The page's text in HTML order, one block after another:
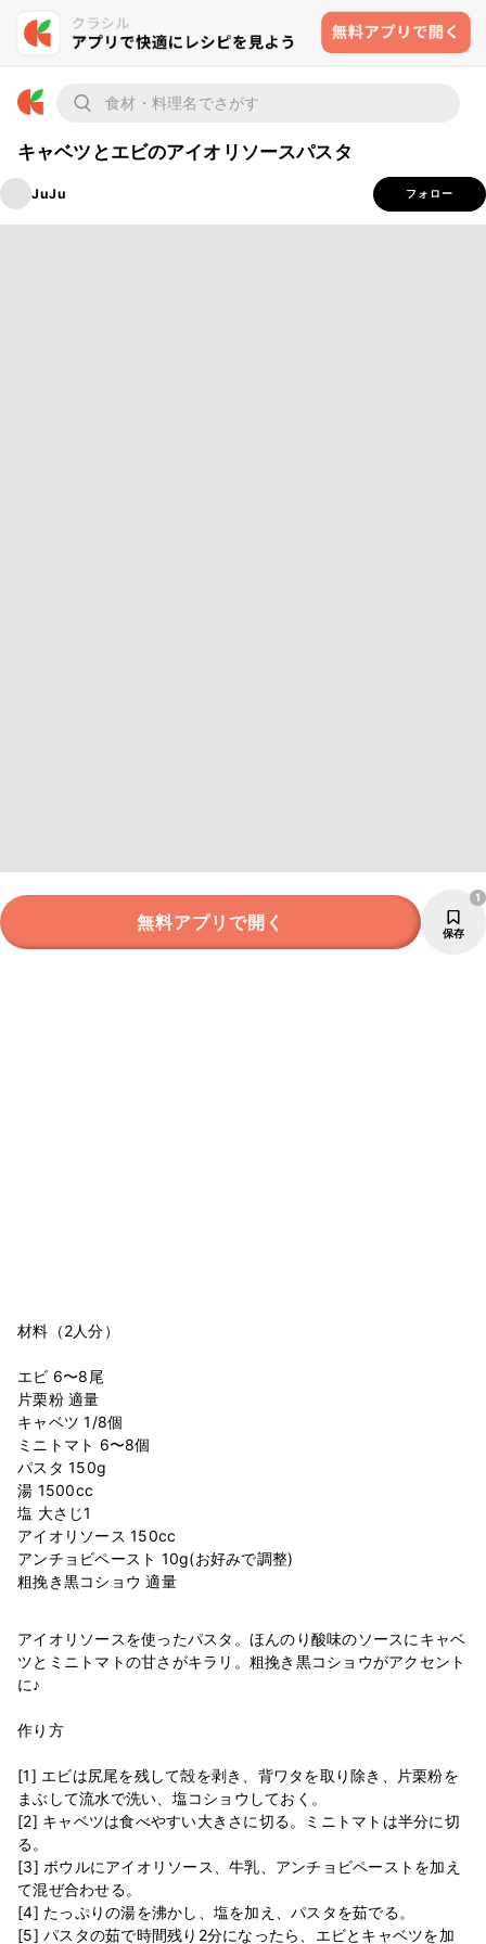
キャベツとエビのアイオリソースパスタ
JuJu フォロー
無料アプリで開く 保存
1
材料（2人分）
エビ 6〜8尾
片栗粉 適量
キャベツ 1/8個
ミニトマト 6〜8個
パスタ 150g
湯 1500cc
塩 大さじ1
アイオリソース 150cc
アンチョビペースト 10g(お好みで調整)
粗挽き黒コショウ 適量
アイオリソースを使ったパスタ。ほんのり酸味のソースにキャベ
ツとミニトマトの甘さがキラリ。粗挽き黒コショウがアクセント
に♪
作り方
[1] エビは尻尾を残して殻を剥き、背ワタを取り除き、片栗粉を
まぶして流水で洗い、塩コショウしておく。
[2] キャベツは食べやすい大きさに切る。ミニトマトは半分に切
る。
[3] ボウルにアイオリソース、牛乳、アンチョビペーストを加え
て混ぜ合わせる。
[4] たっぷりの湯を沸かし、塩を加え、パスタを茹でる。
[5] パスタの茹で時間残り2分になったら、エビとキャベツを加